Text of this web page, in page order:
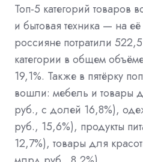
Топ-5 категорий товаров
и бытовая техника — на
россияне потратили
категории в общем
19,1%. Также в пятёрку
вошли: мебель и товары
руб., с долей 16,8%),
руб., 15,6%), продукты
12,7%), товары для